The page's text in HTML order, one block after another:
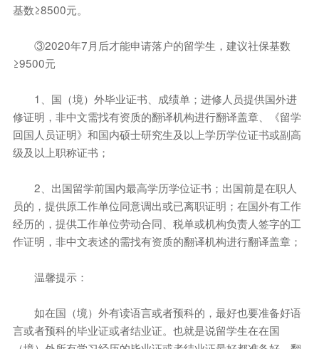
基数≥8500元。
③2020年7月后才能申请落户的留学生，建议社保基数
≥9500元
1、国（境）外毕业证书、成绩单；进修人员提供国外进
修证明，非中文需找有资质的翻译机构进行翻译盖章、《留学
回国人员证明》和国内硕士研究生及以上学历学位证书或副高
级及以上职称证书；
2、出国留学前国内最高学历学位证书；出国前是在职人
员的，提供原工作单位同意调出或已离职证明；在国外有工作
经历的，提供工作单位劳动合同、税单或机构负责人签字的工
作证明，非中文表述的需找有资质的翻译机构进行翻译盖章；
温馨提示：
如在国（境）外有读语言或者预科的，最好也要准备好语
言或者预科的毕业证或者结业证。也就是说留学生在在国